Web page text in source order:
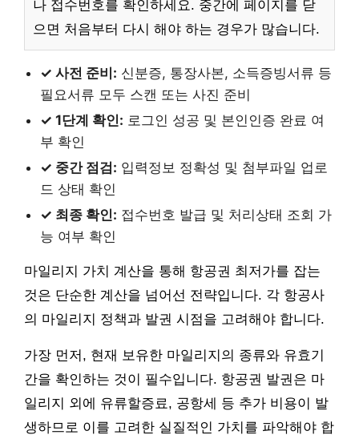
나 접수번호를 확인하세요. 중간에 페이지를 닫
으면 처음부터 다시 해야 하는 경우가 많습니다.
✓ 사전 준비: 신분증, 통장사본, 소득증빙서류 등
필요서류 모두 스캔 또는 사진 준비
✓ 1단계 확인: 로그인 성공 및 본인인증 완료 여
부 확인
✓ 중간 점검: 입력정보 정확성 및 첨부파일 업로
드 상태 확인
✓ 최종 확인: 접수번호 발급 및 처리상태 조회 가
능 여부 확인
마일리지 가치 계산을 통해 항공권 최저가를 잡는
것은 단순한 계산을 넘어선 전략입니다. 각 항공사
의 마일리지 정책과 발권 시점을 고려해야 합니다.
가장 먼저, 현재 보유한 마일리지의 종류와 유효기
간을 확인하는 것이 필수입니다. 항공권 발권은 마
일리지 외에 유류할증료, 공항세 등 추가 비용이 발
생하므로 이를 고려한 실질적인 가치를 파악해야 합